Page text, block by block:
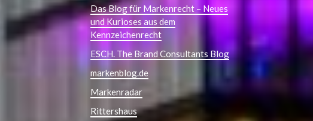
Das Blog für Markenrecht – Neues
und Kurioses aus dem
Kennzeichenrecht
ESCH. The Brand Consultants Blog
markenblog.de
Markenradar
Rittershaus